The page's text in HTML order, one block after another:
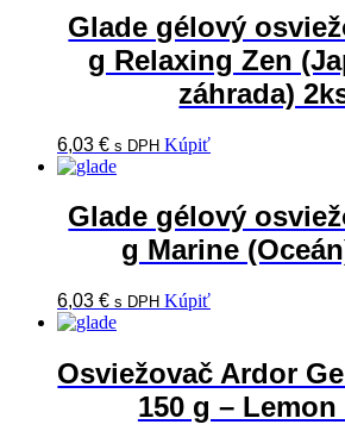
Glade gélový
g Relaxing Zen
záhrada)
6,03 € s DPH Kúpiť
Glade gélový
g Marine
6,03 € s DPH Kúpiť
Osviežovač Ardor
150 g – Lemon